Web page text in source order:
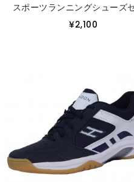
スポーツランニングシューズ
¥2,100